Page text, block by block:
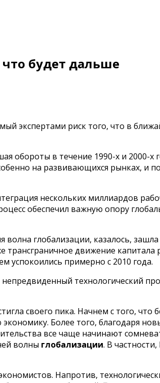
будет дальше
экспертами риск того, что в
обороты в течение 1990-х и 2000-
на развивающихся рынках, и
нескольких миллиардов
обеспечил важную опору
глобализации, казалось,
трансграничное движение капитала
успокоились примерно с 2010 года.
технологический
своего пика. Начнем с того,
Более того, благодаря
все чаще начинают
волны глобализации. В
Напротив,